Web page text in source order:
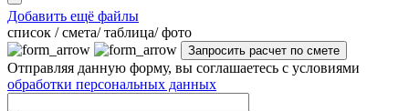
Добавить ещё файлы
cписок / смета/ таблица/ фото
Отправляя данную форму, вы соглашаетесь с условиями
обработки персональных данных